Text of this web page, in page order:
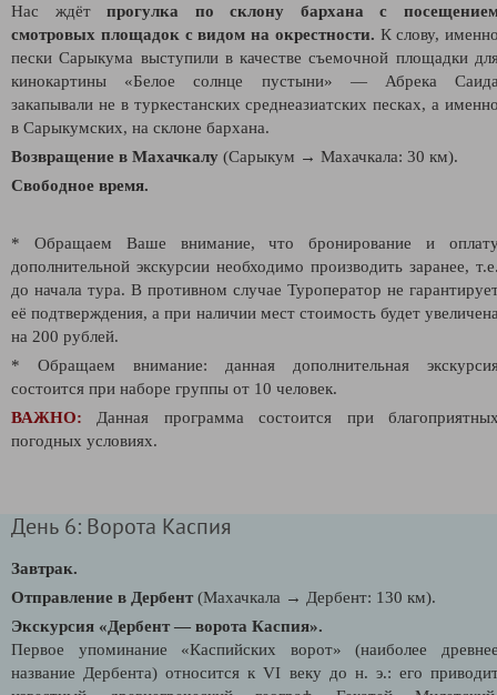
Нас ждётпрогулка по склону бархана с
смотровых площадок с видом на окрестности. К слову,
пески Сарыкума выступили в качестве съемочной площадки
кинокартины «Белое солнце пустыни» — Абрека
закапывали не в туркестанских среднеазиатских песках, а
в Cарыкумских, на склоне бархана.
Возвращение в Махачкалу (Сарыкум → Махачкала: 30 км).
Свободное время.
* Обращаем Ваше внимание, что бронирование и
дополнительной экскурсии необходимо производить заранее,
до начала тура. В противном случае Туроператор не
её подтверждения, а при наличии мест стоимость будет
на 200 рублей.
* Обращаем внимание: данная дополнительная
состоится при наборе группы от 10 человек.
ВАЖНО: Данная программа состоится при
погодных условиях.
День 6: Ворота Каспия
Завтрак.
Отправление в Дербент(Махачкала → Дербент: 130 км).
Экскурсия «Дербент — ворота Каспия».
Первое упоминание «Каспийских ворот» (наиболее
название Дербента) относится к VI веку до н. э.: его